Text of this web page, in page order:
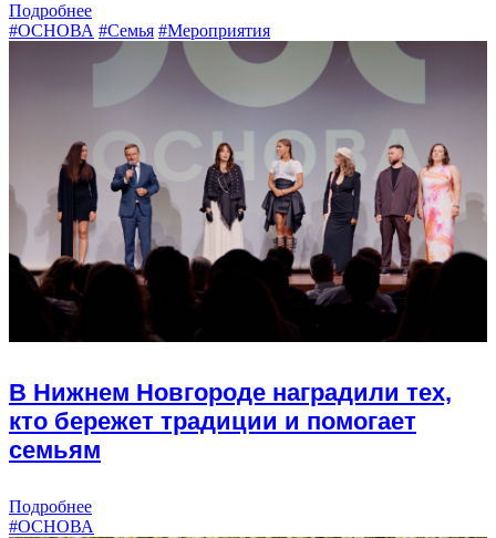
Подробнее
#ОСНОВА #Семья #Мероприятия
В Нижнем Новгороде наградили тех,
кто бережет традиции и помогает
семьям
Подробнее
#ОСНОВА